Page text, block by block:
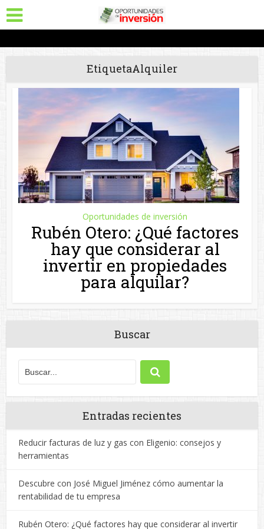
EtiquetaAlquiler
Oportunidades de inversión
Rubén Otero: ¿Qué factores
hay que considerar al
invertir en propiedades
para alquilar?
Buscar
Entradas recientes
Reducir facturas de luz y gas con Eligenio: consejos y
herramientas
Descubre con José Miguel Jiménez cómo aumentar la
rentabilidad de tu empresa
Rubén Otero: ¿Qué factores hay que considerar al invertir